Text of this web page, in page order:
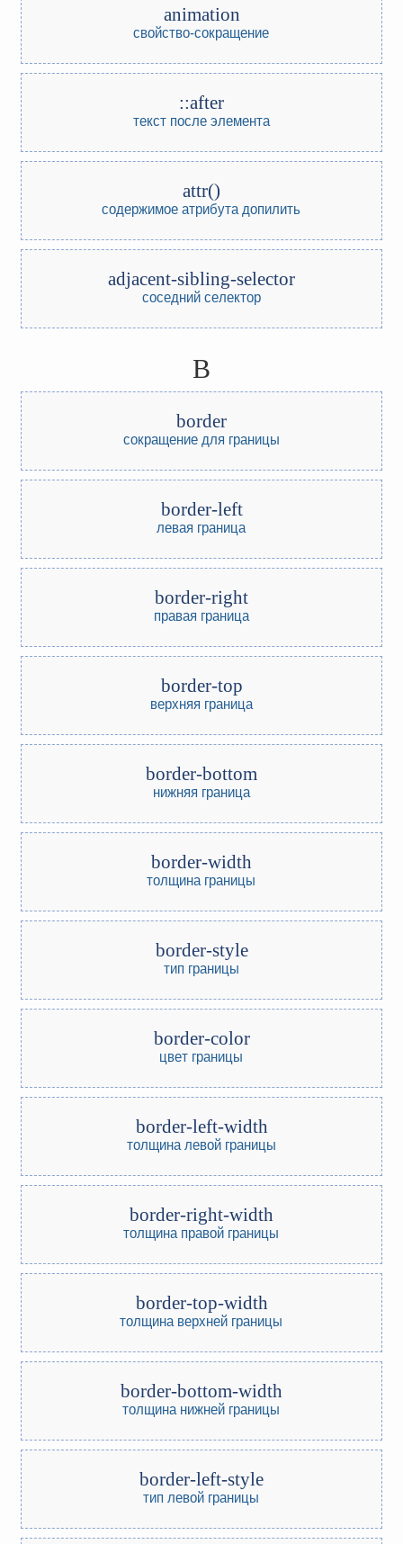
animation
свойство-сокращение
::after
текст после элемента
attr()
содержимое атрибутадопилить
adjacent-sibling-selector
соседний селектор
B
border
сокращение для границы
border-left
левая граница
border-right
правая граница
border-top
верхняя граница
border-bottom
нижняя граница
border-width
толщина границы
border-style
тип границы
border-color
цвет границы
border-left-width
толщина левой границы
border-right-width
толщина правой границы
border-top-width
толщина верхней границы
border-bottom-width
толщина нижней границы
border-left-style
тип левой границы